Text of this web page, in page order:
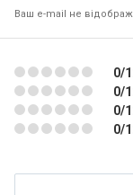
Ваш e-mail не
0/
0/
0/
0/